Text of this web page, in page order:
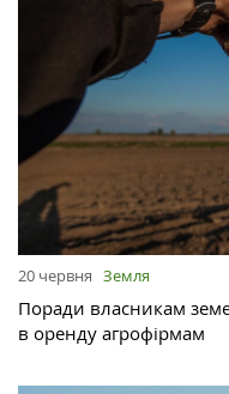
20 червня Земля
Поради власникам
в оренду агрофірмам